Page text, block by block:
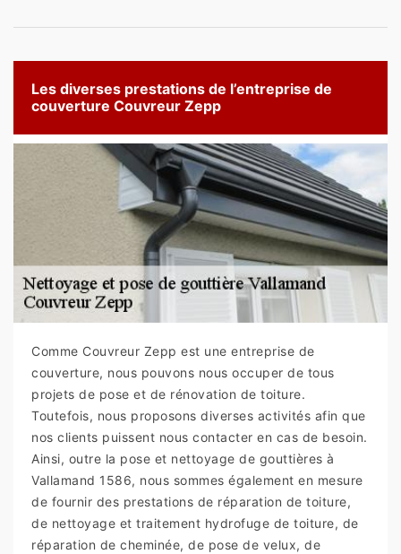
Les diverses prestations de l’entreprise de
couverture Couvreur Zepp
Comme Couvreur Zepp est une entreprise de
couverture, nous pouvons nous occuper de tous
projets de pose et de rénovation de toiture.
Toutefois, nous proposons diverses activités afin que
nos clients puissent nous contacter en cas de besoin.
Ainsi, outre la pose et nettoyage de gouttières à
Vallamand 1586, nous sommes également en mesure
de fournir des prestations de réparation de toiture,
de nettoyage et traitement hydrofuge de toiture, de
réparation de cheminée, de pose de velux, de